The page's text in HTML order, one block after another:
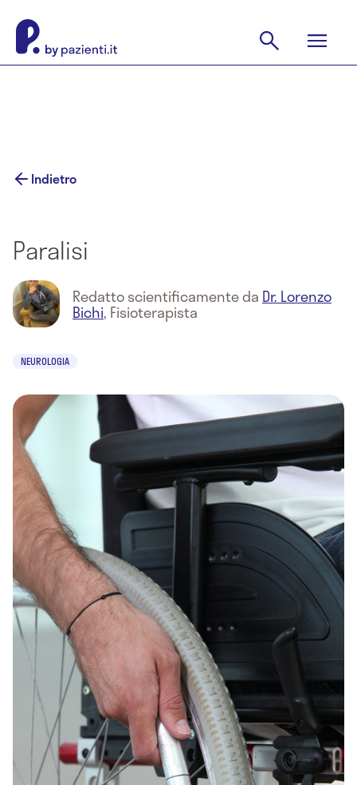
Indietro
Paralisi
Redatto scientificamente da Dr. Lorenzo
Bichi, Fisioterapista
NEUROLOGIA